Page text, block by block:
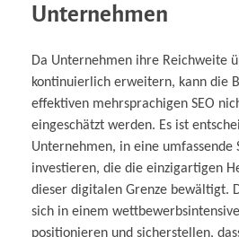
Unternehmen
Da Unternehmen ihre Reichweite
kontinuierlich erweitern, kann die
effektiven mehrsprachigen SEO
eingeschätzt werden. Es ist
Unternehmen, in eine umfassende
investieren, die die einzigartigen
dieser digitalen Grenze bewältigt.
sich in einem
positionieren und sicherstellen,